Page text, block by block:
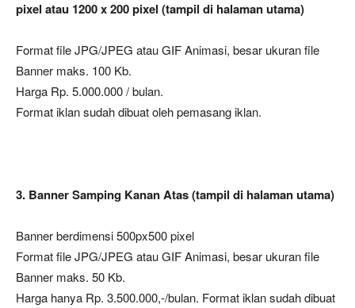
pixel atau 1200 x 200 pixel (tampil di halaman utama)
Format file JPG/JPEG atau GIF Animasi, besar ukuran file
Banner maks. 100 Kb.
Harga Rp. 5.000.000 / bulan.
Format iklan sudah dibuat oleh pemasang iklan.
3. Banner Samping Kanan Atas (tampil di halaman utama)
Banner berdimensi 500px500 pixel
Format file JPG/JPEG atau GIF Animasi, besar ukuran file
Banner maks. 50 Kb.
Harga hanya Rp. 3.500.000,-/bulan. Format iklan sudah dibuat